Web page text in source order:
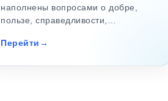
наполнены вопросами о добре,
пользе, справедливости,…
Перейти